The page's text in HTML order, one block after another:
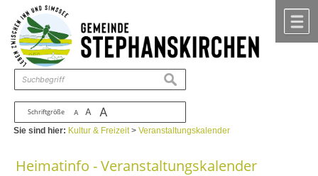
Zum Inhalt ,zur Navigation
Schriftgröße A A A
suchen
Sie sind hier: Kultur & Freizeit>Veranstaltungskalender
Heimatinfo - Veranstaltungskalender